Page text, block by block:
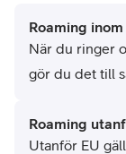
Roaming inom
När du ringer
gör du det till
Roaming
Utanför EU